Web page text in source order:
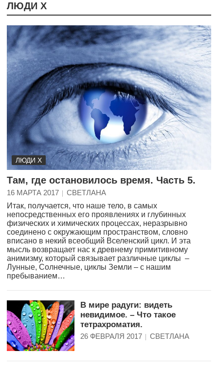
ЛЮДИ Х
ЛЮДИ Х
Там, где остановилось время. Часть 5.
16 МАРТА 2017
СВЕТЛАНА
Итак, получается, что наше тело, в самых
непосредственных его проявлениях и глубинных
физических и химических процессах, неразрывно
соединено с окружающим пространством, словно
вписано в некий всеобщий Вселенский цикл. И эта
мысль возвращает нас к древнему примитивному
анимизму, который связывает различные циклы –
Лунные, Солнечные, циклы Земли – с нашим
пребыванием…
В мире радуги: видеть
невидимое. – Что такое
тетрахроматия.
26 ФЕВРАЛЯ 2017 СВЕТЛАНА